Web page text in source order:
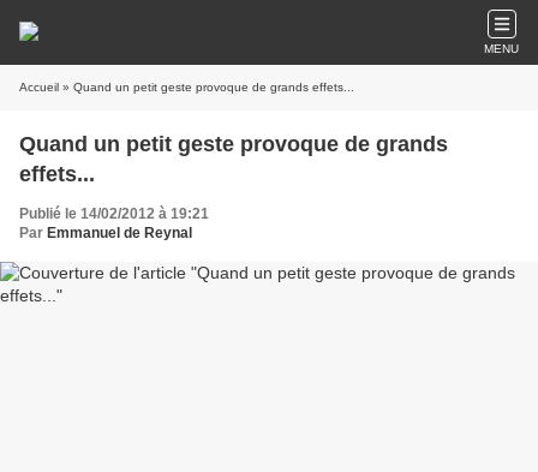
MENU
Accueil » Quand un petit geste provoque de grands effets...
Quand un petit geste provoque de grands
effets...
Publié le 14/02/2012 à 19:21
Par Emmanuel de Reynal